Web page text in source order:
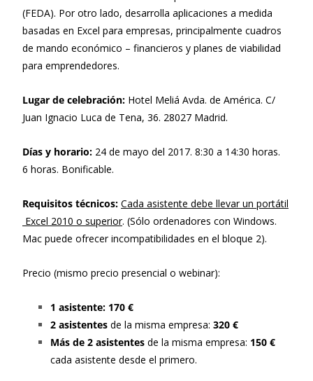
(FEDA). Por otro lado, desarrolla aplicaciones a medida
basadas en Excel para empresas, principalmente cuadros
de mando económico – financieros y planes de viabilidad
para emprendedores.
Lugar de celebración: Hotel Meliá Avda. de América. C/
Juan Ignacio Luca de Tena, 36. 28027 Madrid.
Días y horario: 24 de mayo del 2017. 8:30 a 14:30 horas.
6 horas. Bonificable.
Requisitos técnicos: Cada asistente debe llevar un portátil
Excel 2010 o superior. (Sólo ordenadores con Windows.
Mac puede ofrecer incompatibilidades en el bloque 2).
Precio (mismo precio presencial o webinar):
1 asistente: 170 €
2 asistentes de la misma empresa: 320 €
Más de 2 asistentes de la misma empresa: 150 €
cada asistente desde el primero.